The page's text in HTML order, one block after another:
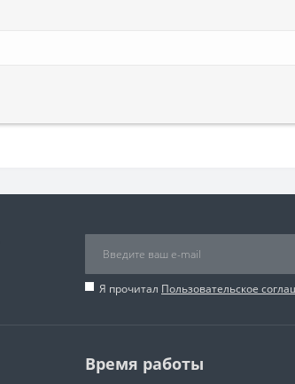
Я прочитал Пользовательское
Время работы